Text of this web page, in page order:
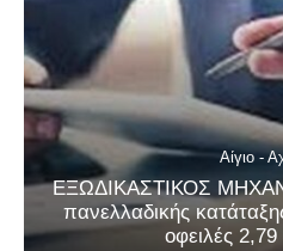
Αίγιο -
ΕΞΩΔΙΚΑΣΤΙΚΟΣ
πανελλαδικής
οφειλές